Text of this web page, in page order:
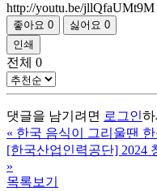
http://youtu.be/jllQfaUMt9M
좋아요 0 싫어요 0
인쇄
전체 0
댓글을 남기려면 로그인
« 한국 음식이 그리울땐
[한국산업인력공단] 2024
»
목록보기